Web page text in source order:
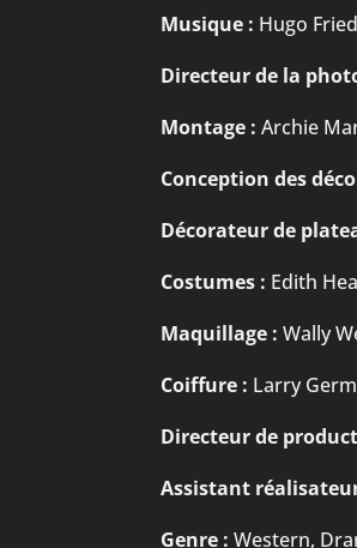
Musique : Hugo
Directeur de la
Montage : Archie
Conception des
Décorateur de
Costumes : Edith
Maquillage : Wally
Coiffure : Larry
Directeur de
Assistant
Genre : Western,